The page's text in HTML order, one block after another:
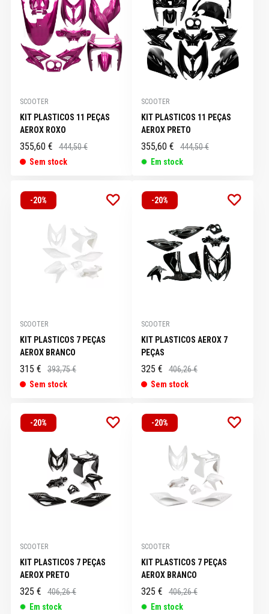
SCOOTER
KIT PLASTICOS 11 PEÇAS
AEROX ROXO
355,60 €
444,50 €
Sem stock
SCOOTER
KIT PLASTICOS 11 PEÇAS
AEROX PRETO
355,60 €
444,50 €
Em stock
-20%
SCOOTER
KIT PLASTICOS 7 PEÇAS
AEROX BRANCO
315 €
393,75 €
Sem stock
-20%
SCOOTER
KIT PLASTICOS AEROX 7
PEÇAS
325 €
406,26 €
Sem stock
-20%
SCOOTER
KIT PLASTICOS 7 PEÇAS
AEROX PRETO
325 €
406,26 €
Em stock
-20%
SCOOTER
KIT PLASTICOS 7 PEÇAS
AEROX BRANCO
325 €
406,26 €
Em stock